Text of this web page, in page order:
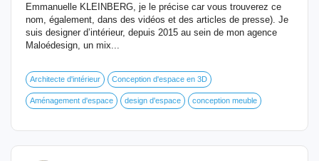
Emmanuelle KLEINBERG, je le précise car vous trouverez ce
nom, également, dans des vidéos et des articles de presse). Je
suis designer d’intérieur, depuis 2015 au sein de mon agence
Maloédesign, un mix...
Architecte d'intérieur Conception d'espace en 3D
Aménagement d'espace design d'espace conception meuble